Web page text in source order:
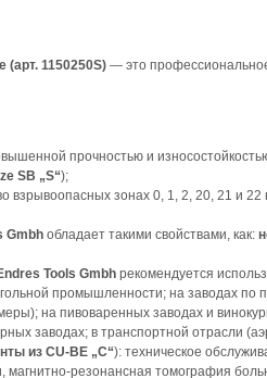
(арт. 1150250S) — это
прочностью и
SB „S“);
взрывоопасных зонах 0, 1, 2, 20, 21 и
Gmbh обладает такими свойствами, как:
Tools Gmbh рекомендуется
промышленности; на заводах по
на пивоваренных заводах и
заводах; в транспортной отрасли
из CU-BE „C“): техническое
магнитно-резонансная томография